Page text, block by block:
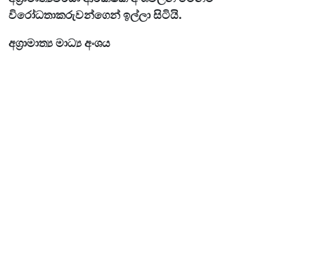
විරෝධතාකරුවන්ගෙන් ඉල්ලා සිටියි.
අග්‍රාමාත්‍ය මාධ්‍ය අංශය